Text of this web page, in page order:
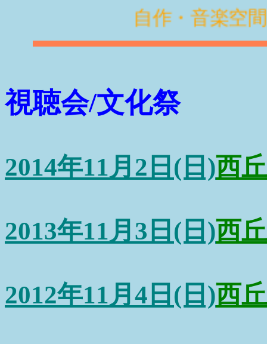
自作・音楽空間
視聴会/文化祭
2014年11月2日(日)西
2013年11月3日(日)西
2012年11月4日(日)西